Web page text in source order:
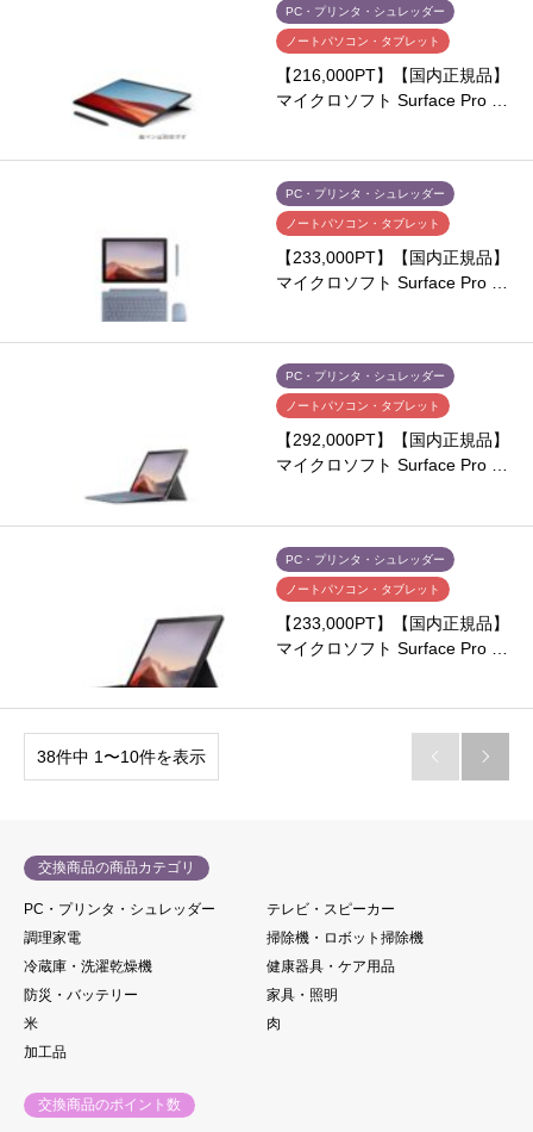
PC・プリンタ・シュレッダー
ノートパソコン・タブレット
【216,000PT】【国内正規品】
マイクロソフト Surface Pro …
PC・プリンタ・シュレッダー
ノートパソコン・タブレット
【233,000PT】【国内正規品】
マイクロソフト Surface Pro …
PC・プリンタ・シュレッダー
ノートパソコン・タブレット
【292,000PT】【国内正規品】
マイクロソフト Surface Pro …
PC・プリンタ・シュレッダー
ノートパソコン・タブレット
【233,000PT】【国内正規品】
マイクロソフト Surface Pro …
38件中 1〜10件を表示  
交換商品の商品カテゴリ
PC・プリンタ・シュレッダー
テレビ・スピーカー
調理家電
掃除機・ロボット掃除機
冷蔵庫・洗濯乾燥機
健康器具・ケア用品
防災・バッテリー
家具・照明
米
肉
加工品
交換商品のポイント数